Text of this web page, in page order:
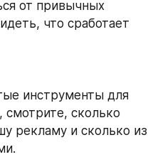
от привычных
что сработает
инструменты для
смотрите, сколько
рекламу и сколько из